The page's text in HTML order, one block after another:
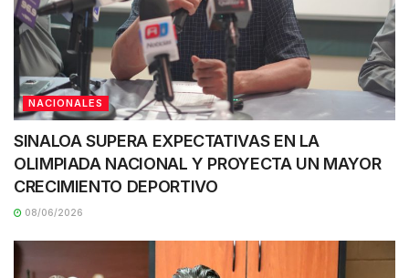
NACIONALES
SINALOA SUPERA EXPECTATIVAS EN LA
OLIMPIADA NACIONAL Y PROYECTA UN MAYOR
CRECIMIENTO DEPORTIVO
08/06/2026